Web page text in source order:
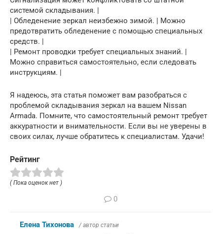
системой складывания. |
| Обледенение зеркал неизбежно зимой. | Можно
предотвратить обледенение с помощью специальных
средств. |
| Ремонт проводки требует специальных знаний. |
Можно справиться самостоятельно, если следовать
инструкциям. |
Я надеюсь, эта статья поможет вам разобраться с
проблемой складывания зеркал на вашем Nissan
Armada. Помните, что самостоятельный ремонт требует
аккуратности и внимательности. Если вы не уверены в
своих силах, лучше обратитесь к специалистам. Удачи!
Рейтинг
( Пока оценок нет )
0
Елена Тихонова / автор статьи